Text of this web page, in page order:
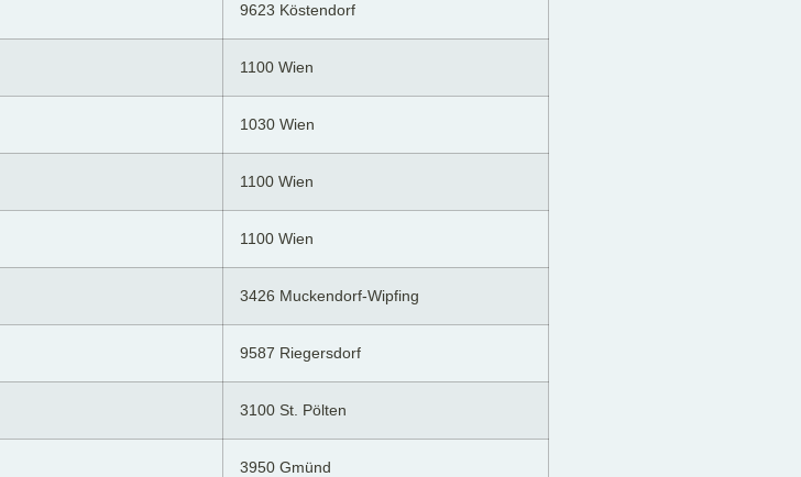
9623 Köstendorf
1100 Wien
1030 Wien
1100 Wien
1100 Wien
3426 Muckendorf-Wipfing
9587 Riegersdorf
3100 St. Pölten
3950 Gmünd